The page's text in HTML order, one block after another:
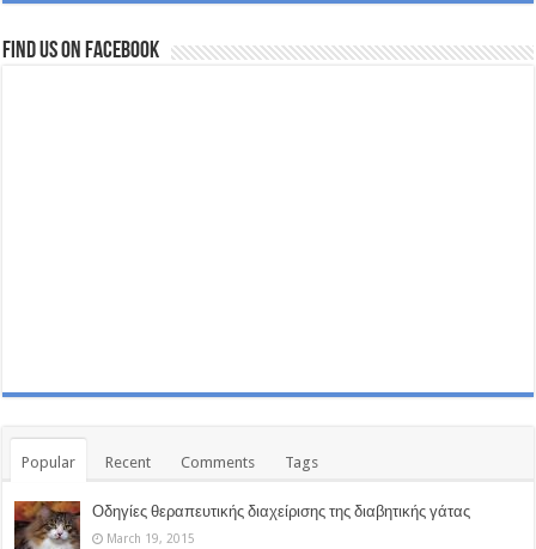
Find us on Facebook
Popular Recent Comments Tags
Οδηγίες θεραπευτικής διαχείρισης της διαβητικής γάτας
March 19, 2015